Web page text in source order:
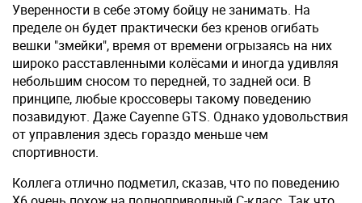
Уверенности в себе этому бойцу не занимать. На
пределе он будет практически без кренов огибать
вешки "змейки", время от времени огрызаясь на них
широко расставленными колёсами и иногда удивляя
небольшим сносом то передней, то задней оси. В
принципе, любые кроссоверы такому поведению
позавидуют. Даже Cayenne GTS. Однако удовольствия
от управления здесь гораздо меньше чем
спортивности.
Коллега отлично подметил, сказав, что по поведению